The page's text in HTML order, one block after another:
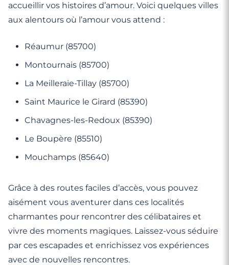
accueillir vos histoires d’amour. Voici quelques villes
aux alentours où l’amour vous attend :
Réaumur (85700)
Montournais (85700)
La Meilleraie-Tillay (85700)
Saint Maurice le Girard (85390)
Chavagnes-les-Redoux (85390)
Le Boupère (85510)
Mouchamps (85640)
Grâce à des routes faciles d’accès, vous pouvez
aisément vous aventurer dans ces localités
charmantes pour rencontrer des célibataires et
vivre des moments magiques. Laissez-vous séduire
par ces escapades et enrichissez vos expériences
avec de nouvelles rencontres.